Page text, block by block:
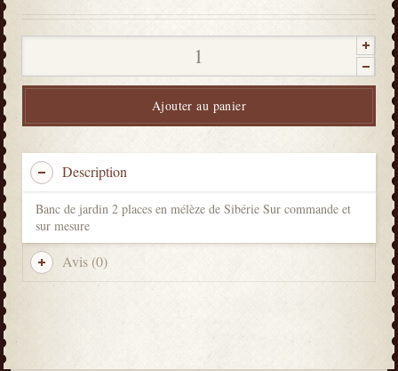
Ajouter au panier
Description
Banc de jardin 2 places en mélèze de Sibérie Sur commande et
sur mesure
Avis (0)